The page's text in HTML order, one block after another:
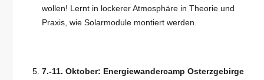
wollen! Lernt in lockerer Atmo­sphäre in Theorie und
Praxis, wie Solarmodule montiert werden.
7.-11. Oktober: Energiewandercamp Osterzgebirge